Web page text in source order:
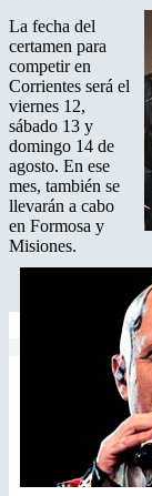
La fecha del
certamen para
competir en
Corrientes será el
viernes 12,
sábado 13 y
domingo 14 de
agosto. En ese
mes, también se
llevarán a cabo
en Formosa y
Misiones.